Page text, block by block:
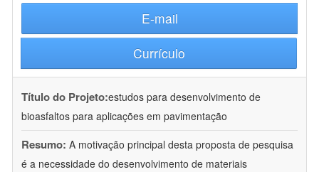
E-mail
Currículo
Título do Projeto:estudos para desenvolvimento de
bioasfaltos para aplicações em pavimentação
Resumo: A motivação principal desta proposta de pesquisa
é a necessidade do desenvolvimento de materiais